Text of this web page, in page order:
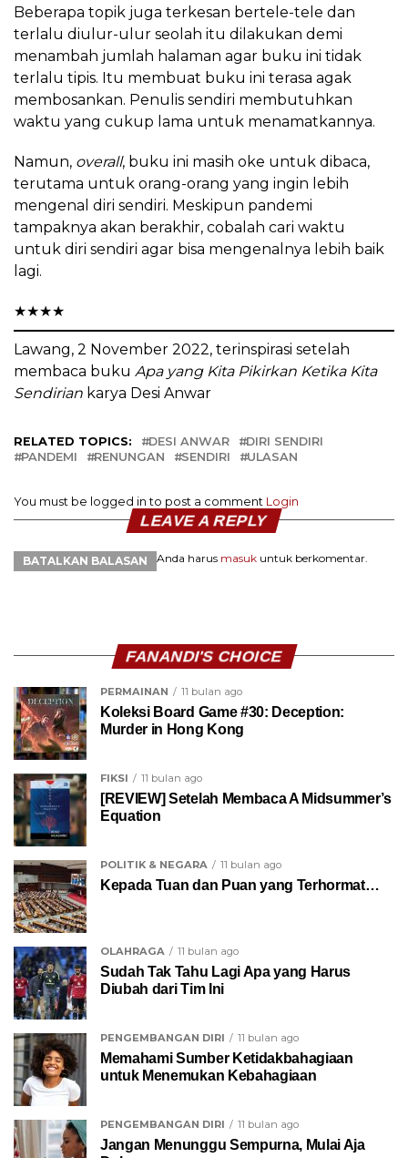
Beberapa topik juga terkesan bertele-tele dan
terlalu diulur-ulur seolah itu dilakukan demi
menambah jumlah halaman agar buku ini tidak
terlalu tipis. Itu membuat buku ini terasa agak
membosankan. Penulis sendiri membutuhkan
waktu yang cukup lama untuk menamatkannya.
Namun, overall, buku ini masih oke untuk dibaca,
terutama untuk orang-orang yang ingin lebih
mengenal diri sendiri. Meskipun pandemi
tampaknya akan berakhir, cobalah cari waktu
untuk diri sendiri agar bisa mengenalnya lebih baik
lagi.
★★★★
Lawang, 2 November 2022, terinspirasi setelah
membaca buku Apa yang Kita Pikirkan Ketika Kita
Sendirian karya Desi Anwar
RELATED TOPICS: DESI ANWAR
DIRI SENDIRI
PANDEMI
RENUNGAN SENDIRI ULASAN
You must be logged in to post a comment Login
LEAVE A REPLY
BATALKAN BALASAN Anda harus masuk untuk berkomentar.
FANANDI'S CHOICE
PERMAINAN 11 bulan ago
Koleksi Board Game #30: Deception:
Murder in Hong Kong
FIKSI 11 bulan ago
[REVIEW] Setelah Membaca A Midsummer’s
Equation
POLITIK & NEGARA 11 bulan ago
Kepada Tuan dan Puan yang Terhormat…
OLAHRAGA 11 bulan ago
Sudah Tak Tahu Lagi Apa yang Harus
Diubah dari Tim Ini
PENGEMBANGAN DIRI 11 bulan ago
Memahami Sumber Ketidakbahagiaan
untuk Menemukan Kebahagiaan
PENGEMBANGAN DIRI 11 bulan ago
Jangan Menunggu Sempurna, Mulai Aja